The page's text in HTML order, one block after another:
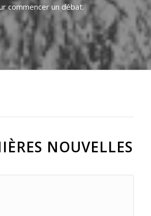
commencer un débat.
NOUVELLES